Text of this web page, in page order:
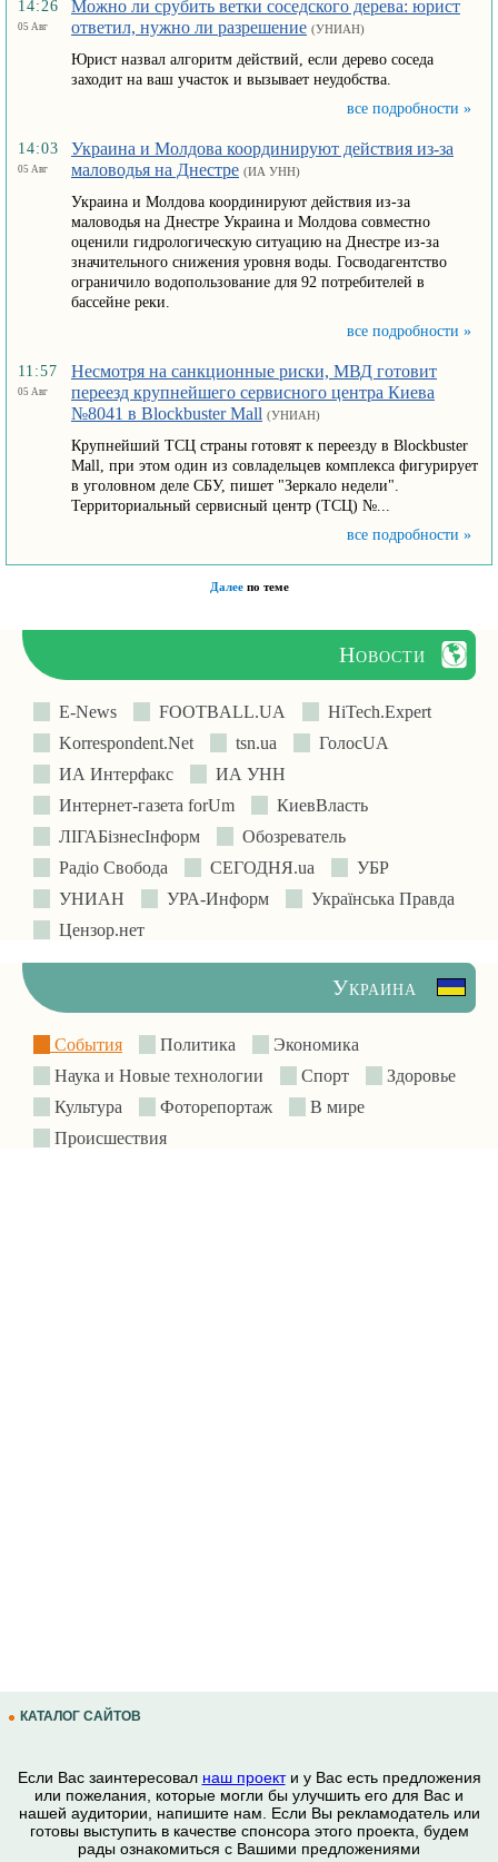
14:26
05 Авг
Можно ли срубить ветки соседского дерева: юрист
ответил, нужно ли разрешение (УНИАН)
Юрист назвал алгоритм действий, если дерево соседа
заходит на ваш участок и вызывает неудобства.
все подробности »
14:03
05 Авг
Украина и Молдова координируют действия из-за
маловодья на Днестре (ИА УНН)
Украина и Молдова координируют действия из-за
маловодья на Днестре Украина и Молдова совместно
оценили гидрологическую ситуацию на Днестре из-за
значительного снижения уровня воды. Госводагентство
ограничило водопользование для 92 потребителей в
бассейне реки.
все подробности »
11:57
05 Авг
Несмотря на санкционные риски, МВД готовит
переезд крупнейшего сервисного центра Киева
№8041 в Blockbuster Mall (УНИАН)
Крупнейший ТСЦ страны готовят к переезду в Blockbuster
Mall, при этом один из совладельцев комплекса фигурирует
в уголовном деле СБУ, пишет "Зеркало недели".
Территориальный сервисный центр (ТСЦ) №...
все подробности »
Далеепо теме
Новости
E-News FOOTBALL.UA
HiTech.Expert
Korrespondent.Net
tsn.ua
ГолосUA
ИА Интерфакс
ИА УНН
Интернет-газета forUm
КиевВласть
ЛIГАБiзнесIнформ
Обозреватель
Радіо Свобода
СЕГОДНЯ.ua
УБР
УНИАН
УРА-Информ
Українська Правда
Цензор.нет
Украина
События Политика
Экономика
Наука и Новые технологии
Спорт
Здоровье
Культура
Фоторепортаж
В мире
Происшествия
КАТАЛОГ САЙТОВ
Если Вас заинтересовал наш проекти у Вас есть предложения
или пожелания, которые могли бы улучшить его для Вас и
нашей аудитории, напишите нам. Если Вы рекламодатель или
готовы выступить в качестве спонсора этого проекта, будем
рады ознакомиться с Вашими предложениями